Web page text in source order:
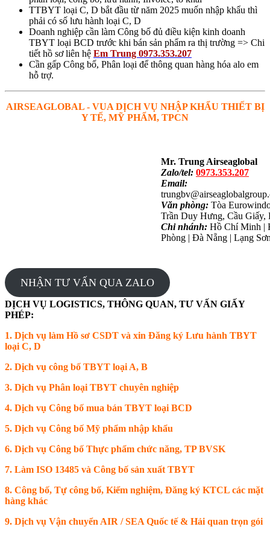
TTBYT loại C, D bắt đầu từ năm 2025 muốn nhập khẩu thì
phải có số lưu hành loại C, D
Doanh nghiệp cần làm Công bố đủ điều kiện kinh doanh
TBYT loại BCD trước khi bán sản phẩm ra thị trường => Chi
tiết hồ sơ liên hệ Em Trung 0973.353.207
Cần gấp Công bố, Phân loại để thông quan hàng hóa alo em
hỗ trợ.
AIRSEAGLOBAL - VUA DỊCH VỤ NHẬP KHẨU THIẾT BỊ
Y TẾ, MỸ PHẨM, TPCN
Mr. Trung Airseaglobal
Zalo/tel: 0973.353.207
Email:
Văn phòng: Tòa
Trần Duy Hưng, Cầu Giấy,
Chi nhánh: Hồ Chí Minh |
Phòng | Đà Nẵng | Lạng
NHẬN TƯ VẤN QUA ZALO
DỊCH VỤ LOGISTICS, THÔNG QUAN, TƯ VẤN GIẤY
PHÉP:
1. Dịch vụ làm Hồ sơ CSDT và xin Đăng ký Lưu hành TBYT
loại C, D
2. Dịch vụ công bố TBYT loại A, B
3. Dịch vụ Phân loại TBYT chuyên nghiệp
4. Dịch vụ Công bố mua bán TBYT loại BCD
5. Dịch vụ Công bố Mỹ phẩm nhập khẩu
6. Dịch vụ Công bố Thực phẩm chức năng, TP BVSK
7. Làm ISO 13485 và Công bố sản xuất TBYT
8. Công bố, Tự công bố, Kiểm nghiệm, Đăng ký KTCL các mặt
hàng khác
9. Dịch vụ Vận chuyển AIR / SEA Quốc tế & Hải quan trọn gói